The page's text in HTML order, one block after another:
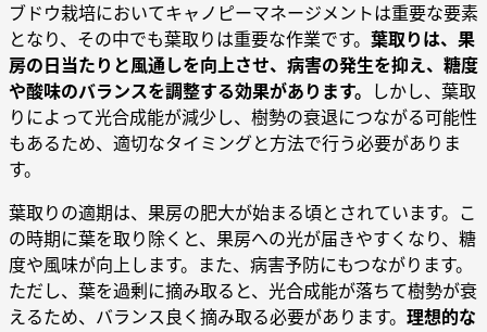
ブドウ栽培においてキャノピーマネージメントは重要な要素
となり、その中でも葉取りは重要な作業です。 葉取りは、果
房の日当たりと風通しを向上させ、病害の発生を抑え、糖度
や酸味のバランスを調整する効果があります。 しかし、葉取
りによって光合成能が減少し、樹勢の衰退につながる可能性
もあるため、適切なタイミングと方法で行う必要がありま
す。
葉取りの適期は、果房の肥大が始まる頃とされています。こ
の時期に葉を取り除くと、果房への光が届きやすくなり、糖
度や風味が向上します。また、病害予防にもつながります。
ただし、葉を過剰に摘み取ると、光合成能が落ちて樹勢が衰
えるため、バランス良く摘み取る必要があります。 理想的な